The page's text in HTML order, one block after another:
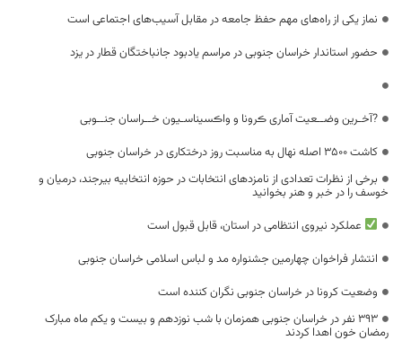
نماز یکی از راه‌های مهم حفظ جامعه در مقابل آسیب‌های اجتماعی است
حضور استاندار خراسان جنوبی در مراسم یادبود جانباختگان قطار در یزد
?آخـرین وضــعیت آماری ڪرونا و واڪسیناسـیون خــراسان جنــوبی
کاشت ۳۵۰۰ اصله نهال به مناسبت روز درختکاری در خراسان جنوبی
برخی از نظرات تعدادی از نامزدهای انتخابات در حوزه انتخابیه بیرجند، درمیان و
خوسف را در خبر و هنر بخوانید
عملکرد نیروی انتظامی در استان، قابل قبول است
انتشار فراخوان چهارمین جشنواره مد و لباس اسلامی خراسان جنوبی
وضعیت کرونا در خراسان جنوبی نگران‌ کننده است
۳۹۳ نفر در خراسان جنوبی همزمان با شب نوزدهم و بیست و یکم ماه مبارک
رمضان خون اهدا کردند